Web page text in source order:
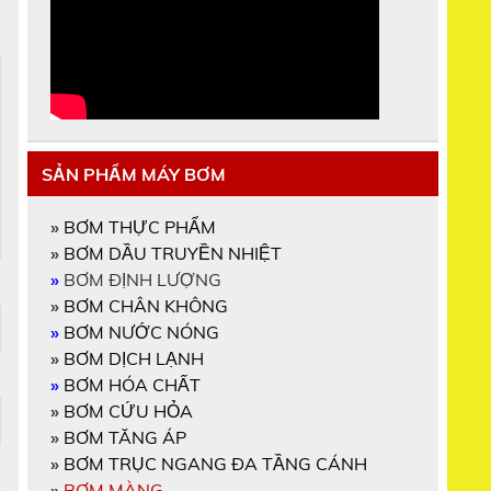
SẢN PHẨM MÁY BƠM
» BƠM THỰC PHẨM
» BƠM DẦU TRUYỀN NHIỆT
» BƠM ĐỊNH LƯỢNG
» BƠM CHÂN KHÔNG
» BƠM NƯỚC NÓNG
» BƠM DỊCH LẠNH
» BƠM HÓA CHẤT
» BƠM CỨU HỎA
» BƠM TĂNG ÁP
» BƠM TRỤC NGANG ĐA TẦNG CÁNH